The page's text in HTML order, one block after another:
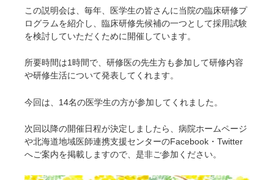
この説明会は、毎年、医学生の皆さんに当院の臨床研修プ
ログラムを紹介し、臨床研修先候補の一つとして採用試験
を検討していただくために開催しています。
所要時間は1時間で、研修医の先生方も参加して研修内容
や研修生活について発表してくれます。
今回は、14名の医学生の方が参加してくれました。
次回以降の開催日程が決定しましたら、病院ホームページ
や北海道地域医師連携支援センターのFacebook・Twitter
へご案内を掲載しますので、是非ご参加ください。